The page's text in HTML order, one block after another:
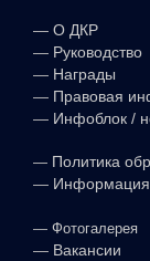
— О ДКР
— Руководство
— Награды
— Правовая
— Инфоблок /
— Политика
— Информация
— Фотогалерея
— Вакансии